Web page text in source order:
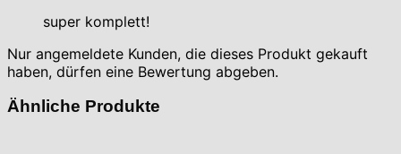
super komplett!
Nur angemeldete Kunden, die dieses Produkt gekauft
haben, dürfen eine Bewertung abgeben.
Ähnliche Produkte